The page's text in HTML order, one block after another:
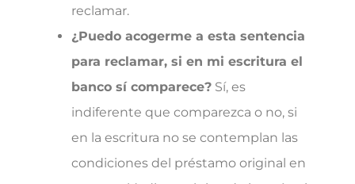
reclamar.
¿Puedo acogerme a esta sentencia
para reclamar, si en mi escritura el
banco sí comparece? Sí, es
indiferente que comparezca o no, si
en la escritura no se contemplan las
condiciones del préstamo original en